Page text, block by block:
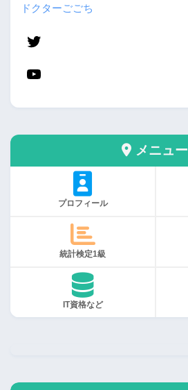
ドクターごごち
メニュー
プロフィール
統計検定1級
IT資格など